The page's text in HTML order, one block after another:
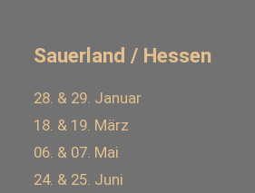
Sauerland / Hessen
28. & 29. Januar
18. & 19. März
06. & 07. Mai
24. & 25. Juni